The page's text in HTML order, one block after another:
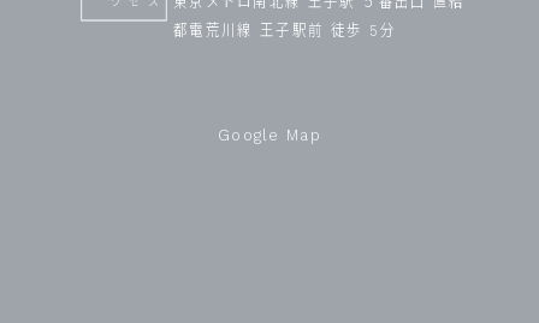
都電荒川線 王子駅前 徒歩 5分
Google Map